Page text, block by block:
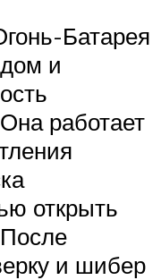
Батарея
и
работает
открыть
и шибер